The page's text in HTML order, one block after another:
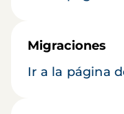
Migraciones
Ir a la página